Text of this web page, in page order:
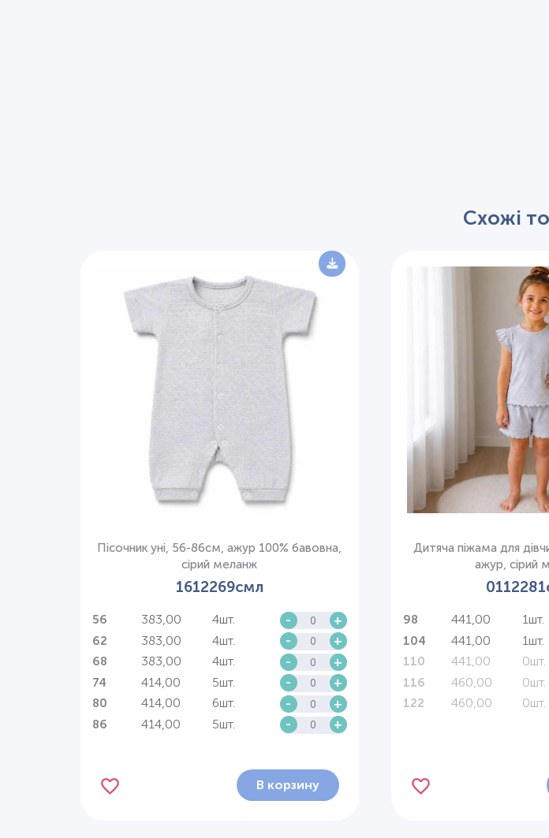
Схожі
Пісочник уні, 56-86см, ажур 100% бавовна,
сірий меланж
1612269смл
56 383,00 4шт. - +
62 383,00 4шт. - +
68 383,00 4шт. - +
74 414,00 5шт. - +
80 414,00 6шт. - +
86 414,00 5шт. - +
В корзину
Дитяча піжама для
ажур, сірий
98 441,00 1шт.
104 441,00 1шт.
110 441,00 0шт.
116 460,00 0шт.
122 460,00 0шт.